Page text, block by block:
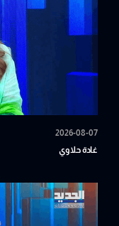
2026-08-07
غادة حلاوي